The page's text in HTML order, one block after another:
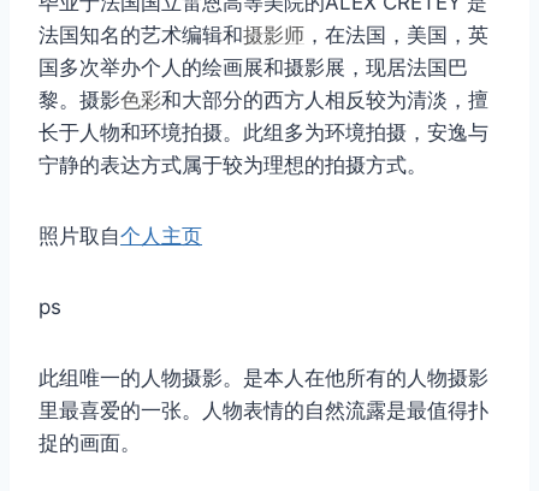
法国知名的艺术编辑和摄影师 ，在法国，美国，英
国多次举办个人的绘画展和摄影展，现居法国巴
黎。摄影色彩和大部分的西方人相反较为清淡，擅
长于人物和环境拍摄。此组多为环境拍摄，安逸与
宁静的表达方式属于较为理想的拍摄方式。
照片取自个人主页
ps
此组唯一的人物摄影。是本人在他所有的人物摄影
里最喜爱的一张。人物表情的自然流露是最值得扑
捉的画面。